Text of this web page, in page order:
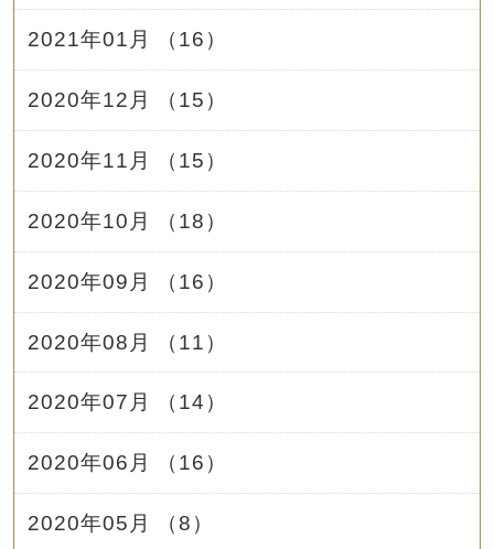
2021年01月 （16）
2020年12月 （15）
2020年11月 （15）
2020年10月 （18）
2020年09月 （16）
2020年08月 （11）
2020年07月 （14）
2020年06月 （16）
2020年05月 （8）